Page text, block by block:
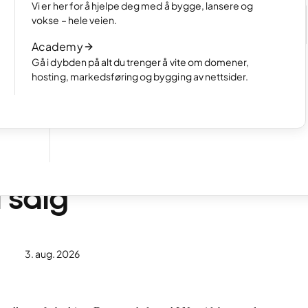
Vi er her for å hjelpe deg med å bygge, lansere og
vokse – hele veien.
Academy
Gå i dybden på alt du trenger å vite om domener,
hosting, markedsføring og bygging av nettsider.
Les artikkelen
Slik fungerer AI-basert nettsidebygging
Les artikkelen
3. aug. 2026